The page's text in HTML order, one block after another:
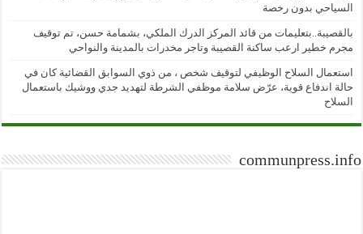
السياحي بدون رخصة
بالقصيبة..بتعليمات من قائد المركز الدرك الملكي، بشمامة حسن، تم توقيف
مجرم خطير ارعب ساكنة القصيبة وتاجر مخدرات بالمدينة والنواحي
استعمال السلاح الوظيفي لتوقيف شخص ، من ذوي السوابق القضائية كان في
حالة اندفاع قوية، عرّض سلامة موظفي الشرطة لتهديد جدي ووشيك باستعمال
السلاح
communpress.info